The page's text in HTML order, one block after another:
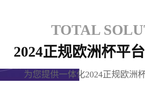
TOTAL
2024正规欧洲杯平
为您提供一体化2024正规欧洲